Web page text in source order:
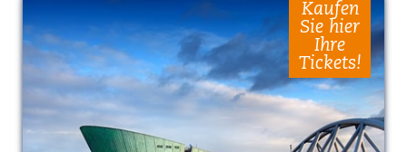
Kaufen
Sie hier
Ihre
Tickets!